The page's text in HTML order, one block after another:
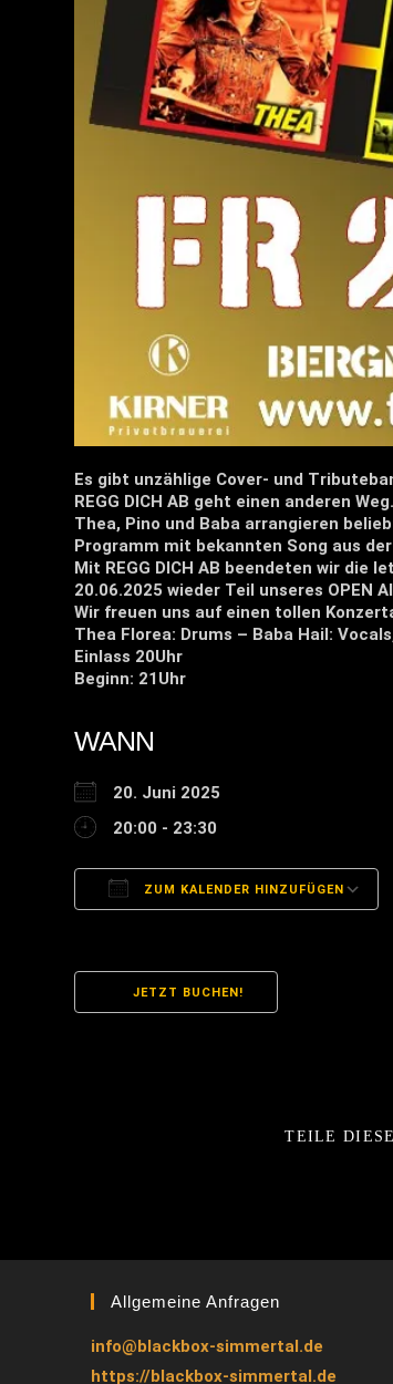
Es gibt unzählige Cover- und
REGG DICH AB geht einen anderen Weg.
Thea, Pino und Baba arrangieren
Programm mit bekannten Song aus
Mit REGG DICH AB beendeten wir die
20.06.2025 wieder Teil unseres OPEN
Wir freuen uns auf einen tollen
Thea Florea: Drums – Baba Hail:
Einlass 20Uhr
Beginn: 21Uhr
WANN
20. Juni 2025
20:00 - 23:30
ZUM KALENDER HINZUFÜGEN
JETZT BUCHEN!
TEILE
Allgemeine Anfragen
info@blackbox-simmertal.de
https://blackbox-simmertal.de